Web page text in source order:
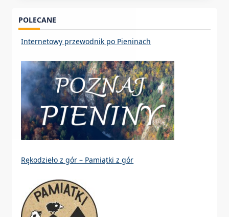
POLECANE
Internetowy przewodnik po Pieninach
Rękodzieło z gór – Pamiątki z gór